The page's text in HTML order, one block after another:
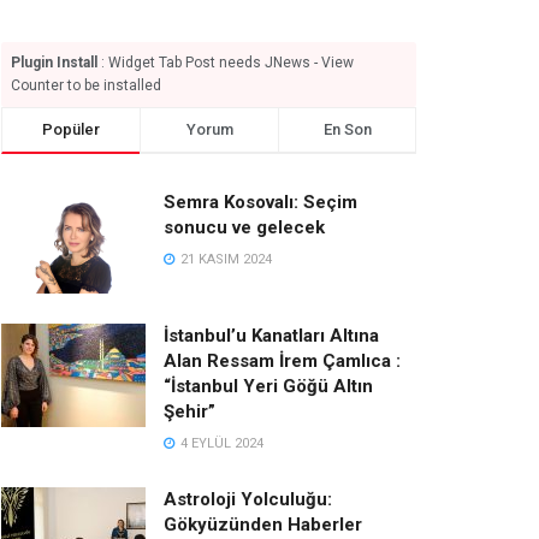
Plugin Install
: Widget Tab Post needs JNews - View
Counter to be installed
Popüler Yorum En Son
Semra Kosovalı: Seçim
sonucu ve gelecek
21 KASIM 2024
İstanbul’u Kanatları Altına
Alan Ressam İrem Çamlıca :
“İstanbul Yeri Göğü Altın
Şehir”
4 EYLÜL 2024
Astroloji Yolculuğu:
Gökyüzünden Haberler